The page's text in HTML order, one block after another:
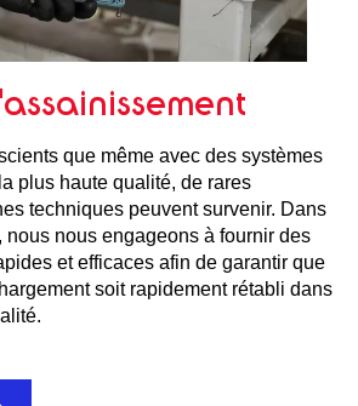
que même avec des systèmes
plus haute qualité, de rares
techniques peuvent survenir. Dans
nous nous engageons à fournir des
et efficaces afin de garantir que
soit rapidement rétabli dans